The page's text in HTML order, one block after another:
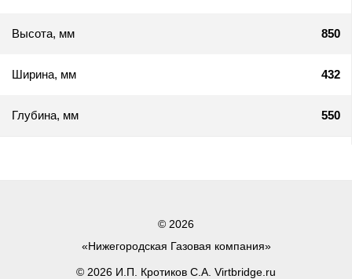
Высота, мм 850
Ширина, мм 432
Глубина, мм 550
© 2026
«Нижегородская Газовая компания»
© 2026 И.П. Кротиков С.А. Virtbridge.ru